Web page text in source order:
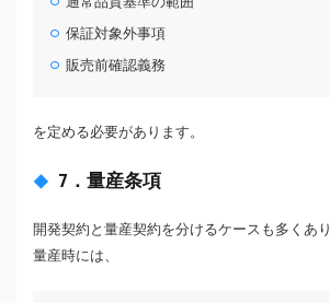
保証対象外事項
販売前確認義務
を定める必要があります。
7．量産条項
開発契約と量産契約を分けるケースも多くあり
量産時には、